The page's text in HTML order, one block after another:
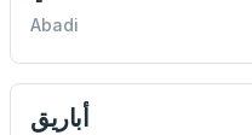
Abadi
أباريق